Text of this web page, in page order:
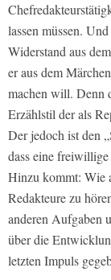
lassen müssen.
Widerstand aus
er aus dem
machen will. Denn
Erzählstil der als
Der jedoch ist den
dass eine
Hinzu kommt: Wie
Redakteure zu
anderen Aufgaben
über die
letzten Impuls